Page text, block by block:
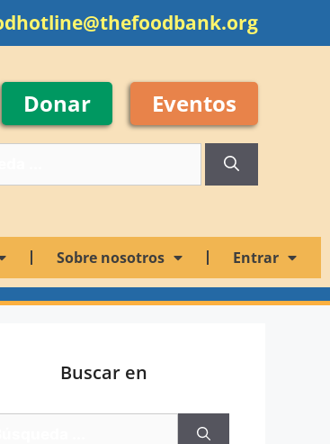
Donar Eventos
Sobre nosotros Entrar
Buscar en